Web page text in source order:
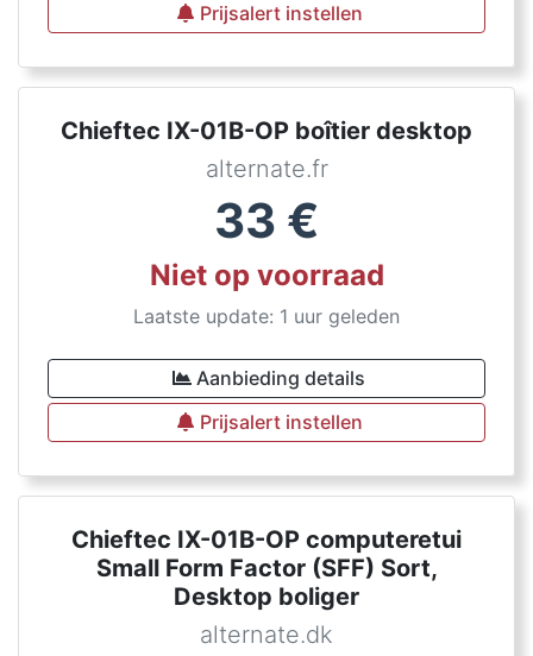
Prijsalert instellen
Chieftec IX-01B-OP boîtier desktop
alternate.fr
33 €
Niet op voorraad
Laatste update: 1 uur geleden
Aanbieding details
Prijsalert instellen
Chieftec IX-01B-OP computeretui
Small Form Factor (SFF) Sort,
Desktop boliger
alternate.dk